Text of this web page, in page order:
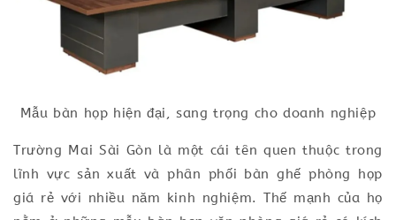
Mẫu bàn họp hiện đại, sang trọng cho doanh nghiệp
Trường Mai Sài Gòn là một cái tên quen thuộc trong
lĩnh vực sản xuất và phân phối bàn ghế phòng họp
giá rẻ với nhiều năm kinh nghiệm. Thế mạnh của họ